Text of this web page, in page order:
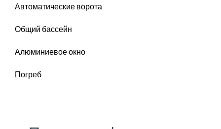
Автоматические ворота
Общий бассейн
Алюминиевое окно
Погреб